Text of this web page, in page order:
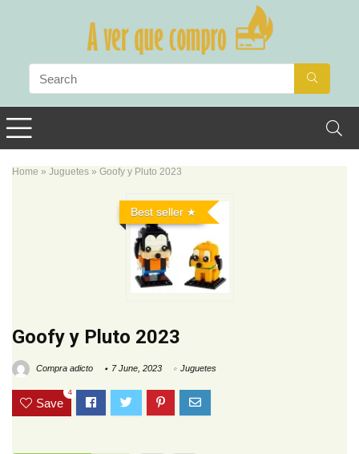
Home » Juguetes » Goofy y Pluto 2023
Best seller
Goofy y Pluto 2023
Compra adicto 7 June, 2023 Juguetes
Save
4